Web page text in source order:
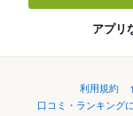
アプリ
利用規約
口コミ・ランキング